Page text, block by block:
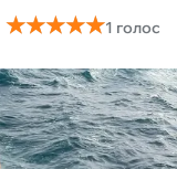
★★★★★
★★★★★1 голос